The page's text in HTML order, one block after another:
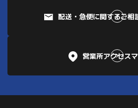
配送・急便に関するご相
営業所アクセス